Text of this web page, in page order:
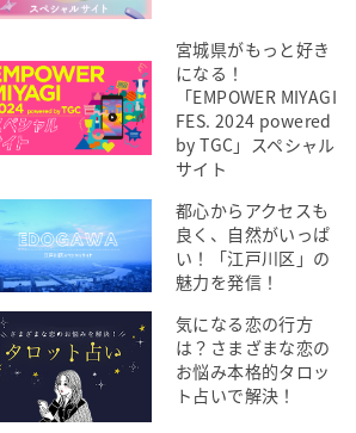
宮城県がもっと好き
になる！
「EMPOWER MIYAGI
FES. 2024 powered
by TGC」スペシャル
サイト
都心からアクセスも
良く、自然がいっぱ
い！「江戸川区」の
魅力を発信！
気になる恋の行方
は？さまざまな恋の
お悩み本格的タロッ
ト占いで解決！